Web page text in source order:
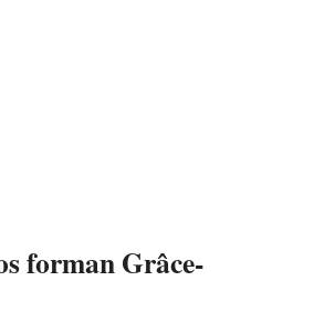
forman Grâce-